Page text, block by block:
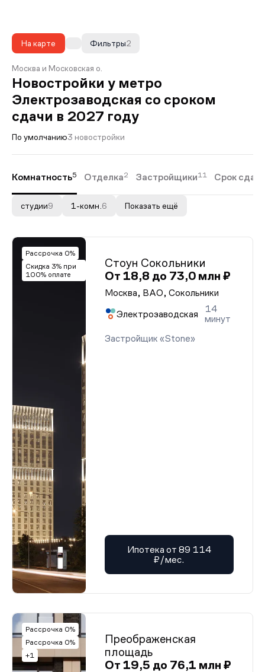
На карте 2
Фильтры
Москва и Московская о.
Новостройки у метро
Электрозаводская со сроком
сдачи в 2027 году
По умолчанию3 новостройки
Комнатность5 Отделка2 Застройщики11 Срок
студии9 1-комн. 6 Показать ещё
Рассрочка 0%
Скидка 3% при
100% оплате
Стоун Сокольники
От 18,8 до 73,0 млн ₽
Москва, ВАО, Сокольники
Электрозаводская
14
минут
Застройщик «Stone»
Ипотека от 89 114
₽/мес.
Рассрочка 0%
Рассрочка 0%
+1
Преображенская
площадь
От 19,5 до 76,1 млн ₽